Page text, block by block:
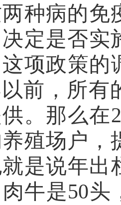
种病的免
定是否实
项政策的
以前，所
。那么在
殖场户，
是说年出
牛是50头